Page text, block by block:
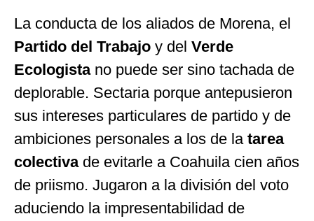
La conducta de los aliados de Morena, el
Partido del Trabajo y del Verde
Ecologista no puede ser sino tachada de
deplorable. Sectaria porque antepusieron
sus intereses particulares de partido y de
ambiciones personales a los de la tarea
colectivade evitarle a Coahuila cien años
de priismo. Jugaron a la división del voto
aduciendo la impresentabilidad de